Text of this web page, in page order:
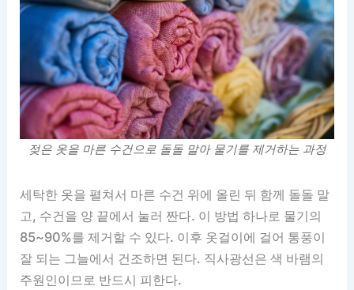
젖은 옷을 마른 수건으로 돌돌 말아 물기를 제거하는 과정
세탁한 옷을 펼쳐서 마른 수건 위에 올린 뒤 함께 돌돌 말
고, 수건을 양 끝에서 눌러 짠다. 이 방법 하나로 물기의
85~90%를 제거할 수 있다. 이후 옷걸이에 걸어 통풍이
잘 되는 그늘에서 건조하면 된다. 직사광선은 색 바램의
주원인이므로 반드시 피한다.